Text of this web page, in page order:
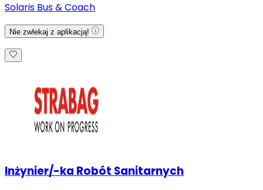
Solaris Bus & Coach
Nie zwlekaj z aplikacją!
Inżynier/-ka Robót Sanitarnych